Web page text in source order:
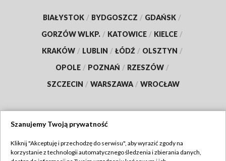
BIAŁYSTOK / BYDGOSZCZ / GDAŃSK /
GORZÓW WLKP. / KATOWICE / KIELCE /
KRAKÓW / LUBLIN / ŁÓDŹ / OLSZTYN /
OPOLE / POZNAŃ / RZESZÓW /
SZCZECIN / WARSZAWA / WROCŁAW
TVP
Szanujemy Twoją prywatność
Kliknij "Akceptuję i przechodzę do serwisu", aby wyrazić zgody na
korzystanie z technologii automatycznego śledzenia i zbierania danych,